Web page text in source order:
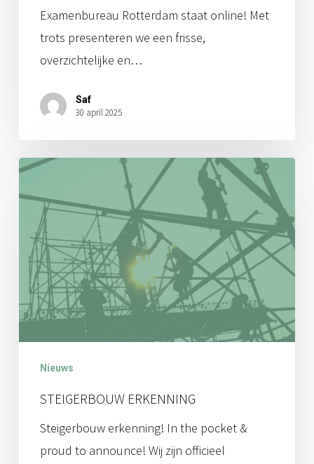
Examenbureau Rotterdam staat online! Met
trots presenteren we een frisse,
overzichtelijke en…
Saf
30 april 2025
Steigerbouw
erkenning
Nieuws
STEIGERBOUW ERKENNING
Steigerbouw erkenning! In the pocket &
proud to announce! Wij zijn officieel